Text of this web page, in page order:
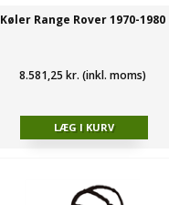
Køler Range Rover 1970-1980
8.581,25 kr. (inkl. moms)